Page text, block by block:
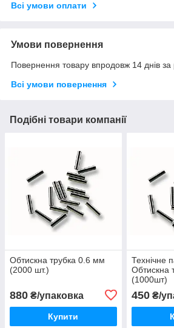
Всі умови оплати
Умови повернення
Повернення товару впродовж 14 днів за
Всі умови повернення
Подібні товари компанії
Обтискна трубка 0.6 мм
(2000 шт.)
880 ₴/упаковка
Купити
Технічне
Обтискна
(1000шт)
450₴/